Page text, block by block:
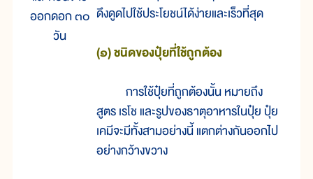
ออกดอก ๓๐
วัน
ดึงดูดไปใช้ประโยชน์ได้ง่ายและเร็วที่สุด
(๑) ชนิดของปุ๋ยที่ใช้ถูกต้อง
การใช้ปุ๋ยที่ถูกต้องนั้น หมายถึง
สูตร เรโช และรูปของธาตุอาหารในปุ๋ย ปุ๋ย
เคมีจะมีทั้งสามอย่างนี้ แตกต่างกันออกไป
อย่างกว้างขวาง